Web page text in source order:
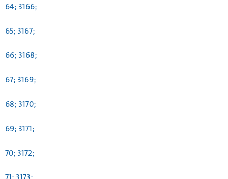
64; 3166;
65; 3167;
66; 3168;
67; 3169;
68; 3170;
69; 3171;
70; 3172;